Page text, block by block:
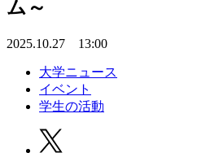
ム～
2025.10.27 13:00
大学ニュース
イベント
学生の活動